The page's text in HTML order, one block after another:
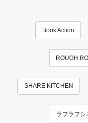
Book Action
ROUGH
SHARE KITCHEN
ラフラフシ